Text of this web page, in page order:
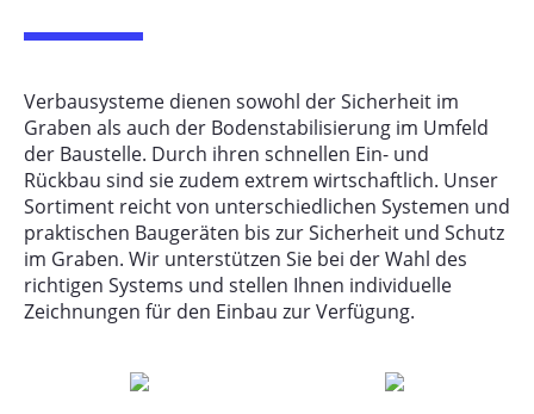
Services
Shops
Mietservice
Aktuelles
Karriere
Kontakt
Verbausysteme dienen sowohl der Sicherheit im
Graben als auch der Bodenstabilisierung im Umfeld
der Baustelle. Durch ihren schnellen Ein- und
Rückbau sind sie zudem extrem wirtschaftlich. Unser
Sortiment reicht von unterschiedlichen Systemen und
praktischen Baugeräten bis zur Sicherheit und Schutz
im Graben. Wir unterstützen Sie bei der Wahl des
richtigen Systems und stellen Ihnen individuelle
Zeichnungen für den Einbau zur Verfügung.